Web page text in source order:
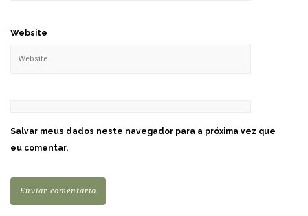
Website
Salvar meus dados neste navegador para a próxima vez que
eu comentar.